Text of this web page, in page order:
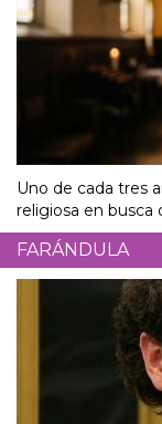
Uno de cada tres
religiosa en busca
FARÁNDULA